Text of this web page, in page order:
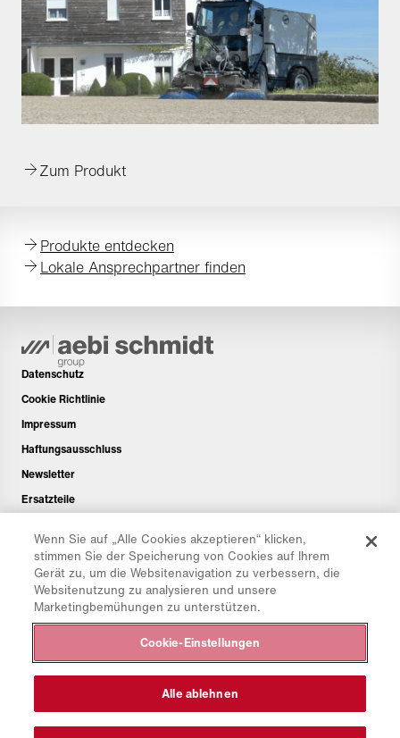
Zum Produkt
Produkte entdecken
Lokale Ansprechpartner finden
Datenschutz
Cookie Richtlinie
Impressum
Haftungsausschluss
Newsletter
Ersatzteile
CO₂-Rechner
TCO-Rechner
Händler & Standorte
Produktgruppenübersicht
CollabHub Login
© 2026 Aebi Schmidt Group
Wenn Sie auf „Alle Cookies akzeptieren“ klicken,
stimmen Sie der Speicherung von Cookies auf Ihrem
Gerät zu, um die Websitenavigation zu verbessern, die
Websitenutzung zu analysieren und unsere
Marketingbemühungen zu unterstützen.
Cookie-Einstellungen
Alle ablehnen